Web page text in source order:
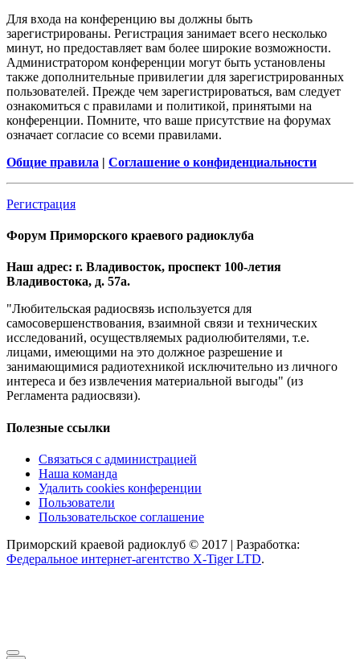
Для входа на конференцию вы должны быть
зарегистрированы. Регистрация занимает всего несколько
минут, но предоставляет вам более широкие возможности.
Администратором конференции могут быть установлены
также дополнительные привилегии для зарегистрированных
пользователей. Прежде чем зарегистрироваться, вам следует
ознакомиться с правилами и политикой, принятыми на
конференции. Помните, что ваше присутствие на форумах
означает согласие со всеми правилами.
Общие правила | Соглашение о конфиденциальности
Регистрация
Форум Приморского краевого радиоклуба
Наш адрес: г. Владивосток, проспект 100-летия
Владивостока, д. 57а.
"Любительская радиосвязь используется для
самосовершенствования, взаимной связи и технических
исследований, осуществляемых радиолюбителями, т.е.
лицами, имеющими на это должное разрешение и
занимающимися радиотехникой исключительно из личного
интереса и без извлечения материальной выгоды" (из
Регламента радиосвязи).
Полезные ссылки
Связаться с администрацией
Наша команда
Удалить cookies конференции
Пользователи
Пользовательское соглашение
Приморский краевой радиоклуб © 2017 | Разработка:
Федеральное интернет-агентство X-Tiger LTD.